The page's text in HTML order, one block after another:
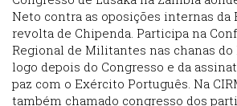
Neto contra as oposições internas da
revolta de Chipenda. Participa na
Regional de Militantes nas chanas do
logo depois do Congresso e da
paz com o Exército Português. Na
também chamado congresso dos